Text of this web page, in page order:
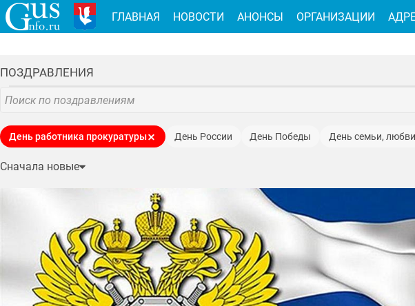
ПОЗДРАВЛЕНИЯ
День работника прокуратуры День России День Победы День семьи,
День сотрудника органов внутренних дел
День весны и труда
День Госавтоинспекции
День воздушно-десантных войск Крещение Господне
День Государственного флага
День работника стекольной промышленности Дни
День конституции
юбилеи День молодёжи День пожилого человека
День
День образования Владимирской области
День спасателя День местного
Сначала новые
ГЛАВНАЯ НОВОСТИ АНОНСЫ ОРГАНИЗАЦИИ